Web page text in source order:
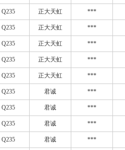
Q235 正大天虹 ***
Q235 正大天虹 ***
Q235 正大天虹 ***
Q235 正大天虹 ***
Q235 正大天虹 ***
Q235 君诚 ***
Q235 君诚 ***
Q235 君诚 ***
Q235 君诚 ***